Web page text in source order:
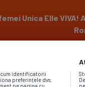
Unica Elle VIVA!
identificatorii
preferințele dvs.